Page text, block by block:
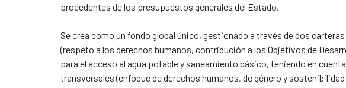
procedentes de los presupuestos generales del Estado.
Se crea como un fondo global único, gestionado a través de dos
(respeto a los derechos humanos, contribución a los Objetivos de
para el acceso al agua potable y saneamiento básico, teniendo en
transversales (enfoque de derechos humanos, de género y sostenibilidad